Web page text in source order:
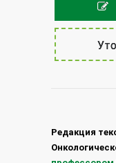
Редакция